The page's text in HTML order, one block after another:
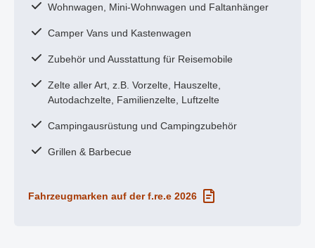
Wohnwagen, Mini-Wohnwagen und Faltanhänger
Camper Vans und Kastenwagen
Zubehör und Ausstattung für Reisemobile
Zelte aller Art, z.B. Vorzelte, Hauszelte,
Autodachzelte, Familienzelte, Luftzelte
Campingausrüstung und Campingzubehör
Grillen & Barbecue
Fahrzeugmarken auf der f.re.e 2026
PDF-Dokument